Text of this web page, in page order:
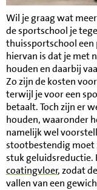
Wil je graag wat
de sportschool je
thuissportschool
hiervan is dat je met
houden en daarbij
Zo zijn de kosten
terwijl je voor een
betaalt. Toch zijn er
houden, waaronder
namelijk wel
stootbestendig moet
stuk geluidsreductie.
coatingvloer, zodat
vallen van een